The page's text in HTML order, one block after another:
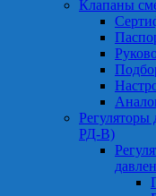
Клапаны
РД-В)